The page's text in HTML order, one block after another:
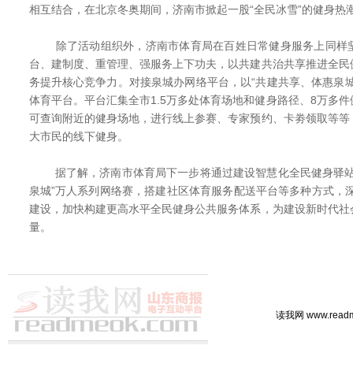
相互结合，在北京冬奥期间，济南市掀起一股“全民冰雪”的健身热
除了活动组织外，济南市体育局在百姓日常健身服务上同样
台、建制度、重管理、强服务上下功夫，以共建共治共享推进全
务提升核心竞争力。对接泉城办网络平台，以“共建共享、体惠泉
体育平台。平台汇集全市1.5万多处体育场地和健身路径、8万多
可查询附近的健身场地，进行线上参赛、专家预约、卡劵领取等
大市民的线下健身。
据了解，济南市体育局下一步将通过建设智慧化全民健身驿
泉城”万人系列网络赛，搭建社区体育服务配送平台等多种方式，
建设，加快构建更高水平全民健身公共服务体系，为建设新时代
量。
读我网